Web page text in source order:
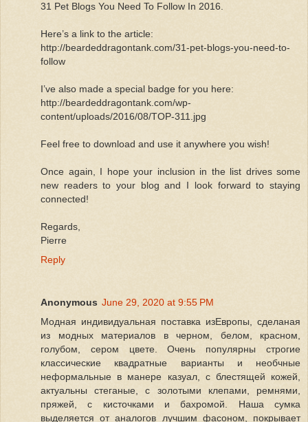
31 Pet Blogs You Need To Follow In 2016.
Here’s a link to the article:
http://beardeddragontank.com/31-pet-blogs-you-need-to-
follow
I’ve also made a special badge for you here:
http://beardeddragontank.com/wp-
content/uploads/2016/08/TOP-311.jpg
Feel free to download and use it anywhere you wish!
Once again, I hope your inclusion in the list drives some
new readers to your blog and I look forward to staying
connected!
Regards,
Pierre
Reply
Anonymous June 29, 2020 at 9:55 PM
Модная индивидуальная поставка изЕвропы, сделаная
из модных материалов в черном, белом, красном,
голубом, сером цвете. Очень популярны строгие
классические квадратные варианты и необчные
неформальные в манере казуал, с блестящей кожей,
актуальны стеганые, с золотыми клепами, ремнями,
пряжей, с кисточками и бахромой. Наша сумка
выделяется от аналогов лучшим фасоном, покрывает